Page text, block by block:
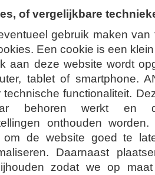
of vergelijkbare
gebruik maken van
Een cookie is een
aan deze website wordt
tablet of smartphone.
technische functionaliteit.
behoren werkt en
onthouden
om de website goed te
Daarnaast
zodat we op